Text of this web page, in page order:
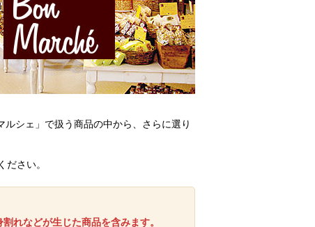
シェ」で扱う商品の中から、さらに選り
さい。
れなどが生じた商品を含みます。